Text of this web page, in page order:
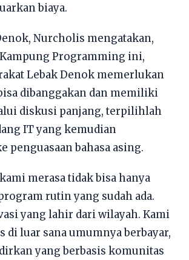
biaya.
Nurcholis mengatakan,
Programming ini,
Lebak Denok memerlukan
dibanggakan dan memiliki
diskusi panjang, terpilihlah
IT yang kemudian
penguasaan bahasa asing.
kami merasa tidak bisa hanya
rutin yang sudah ada.
yang lahir dari wilayah. Kami
di luar sana umumnya berbayar,
yang berbasis komunitas